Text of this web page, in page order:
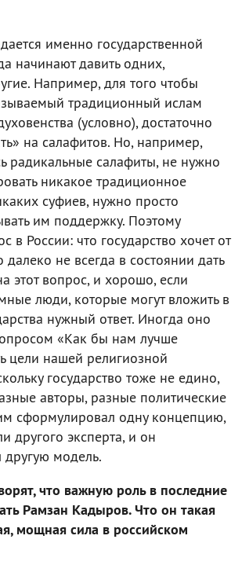
именно государственной
начинают давить одних,
Например, для того чтобы
традиционный ислам
(условно), достаточно
на салафитов. Но, например,
радикальные салафиты, не нужно
никакое традиционное
суфиев, нужно просто
им поддержку. Поэтому
в России: что государство хочет от
не всегда в состоянии дать
этот вопрос, и хорошо, если
люди, которые могут вложить в
нужный ответ. Иногда оно
«Как бы нам лучше
цели нашей религиозной
государство тоже не едино,
авторы, разные политические
сформулировал одну концепцию,
другого эксперта, и он
модель.
что важную роль в последние
Рамзан Кадыров. Что он такая
мощная сила в российском